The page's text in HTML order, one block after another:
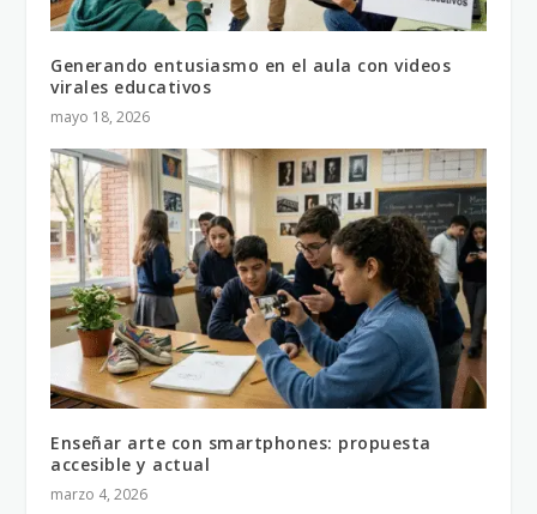
Generando entusiasmo en el aula con videos
virales educativos
mayo 18, 2026
Enseñar arte con smartphones: propuesta
accesible y actual
marzo 4, 2026